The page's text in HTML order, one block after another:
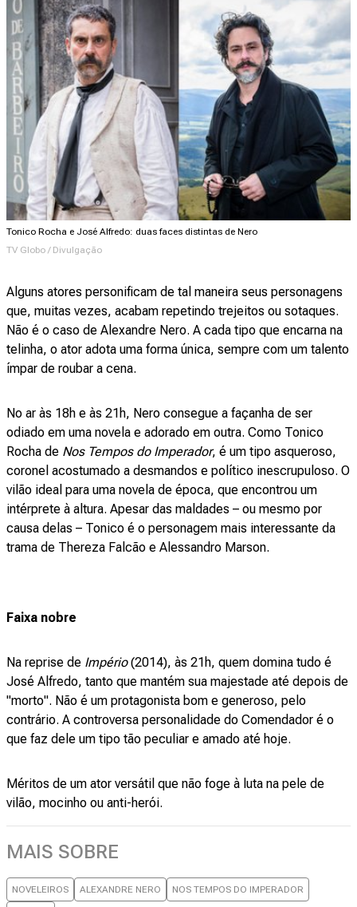
Tonico Rocha e José Alfredo: duas faces distintas de Nero
TV Globo / Divulgação
Alguns atores personificam de tal maneira seus personagens
que, muitas vezes, acabam repetindo trejeitos ou sotaques.
Não é o caso de Alexandre Nero. A cada tipo que encarna na
telinha, o ator adota uma forma única, sempre com um talento
ímpar de roubar a cena.
No ar às 18h e às 21h, Nero consegue a façanha de ser
odiado em uma novela e adorado em outra. Como Tonico
Rocha de Nos Tempos do Imperador, é um tipo asqueroso,
coronel acostumado a desmandos e político inescrupuloso. O
vilão ideal para uma novela de época, que encontrou um
intérprete à altura. Apesar das maldades – ou mesmo por
causa delas – Tonico é o personagem mais interessante da
trama de Thereza Falcão e Alessandro Marson.
Faixa nobre
Na reprise de Império(2014), às 21h, quem domina tudo é
José Alfredo, tanto que mantém sua majestade até depois de
"morto". Não é um protagonista bom e generoso, pelo
contrário. A controversa personalidade do Comendador é o
que faz dele um tipo tão peculiar e amado até hoje.
Méritos de um ator versátil que não foge à luta na pele de
vilão, mocinho ou anti-herói.
MAIS SOBRE
NOVELEIROS ALEXANDRE NERO NOS TEMPOS DO IMPERADOR